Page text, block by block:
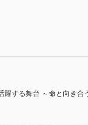
躍する舞台 ～命と向き